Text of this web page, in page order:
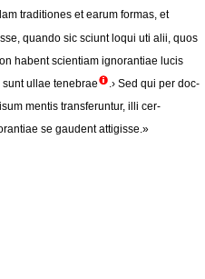
traditiones et earum formas, et
, quando sic sciunt loqui uti alii, quos
habent scientiam ignorantiae lucis
sunt ullae tenebrae .› Sed qui per doc-
mentis transferuntur, illi cer-
se gaudent attigisse.»